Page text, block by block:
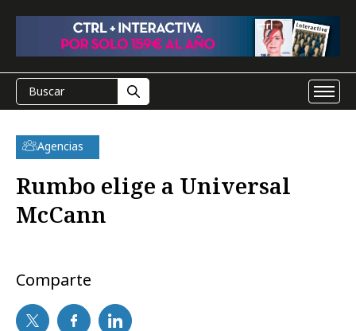
Agencias
Rumbo elige a Universal
McCann
Comparte